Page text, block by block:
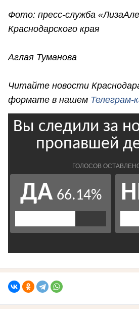
Фото: пресс-служба
Краснодарского края
Аглая Туманова
Читайте новости
формате в нашем Телеграм-